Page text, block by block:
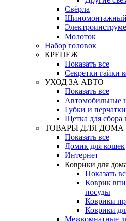
Свёрла
Шиномонтажный
Молоток
Набор головок
КРЕПЕЖ
Показать все
Секретки гайки
УХОД ЗА АВТО
Показать все
Автомобильные
Губки и
Щетка для сбора
ТОВАРЫ ДЛЯ ДОМА
Показать все
Домик для кошек
Интернет
Коврики для
Показать
Коврик
посуды
Коврики
Коврики